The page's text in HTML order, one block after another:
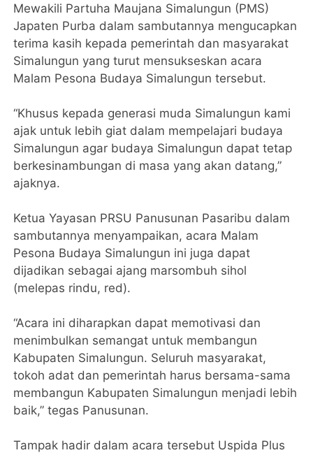
Mewakili Partuha Maujana Simalungun (PMS)
Japaten Purba dalam sambutannya mengucapkan
terima kasih kepada pemerintah dan masyarakat
Simalungun yang turut mensukseskan acara
Malam Pesona Budaya Simalungun tersebut.
“Khusus kepada generasi muda Simalungun kami
ajak untuk lebih giat dalam mempelajari budaya
Simalungun agar budaya Simalungun dapat tetap
berkesinambungan di masa yang akan datang,”
ajaknya.
Ketua Yayasan PRSU Panusunan Pasaribu dalam
sambutannya menyampaikan, acara Malam
Pesona Budaya Simalungun ini juga dapat
dijadikan sebagai ajang marsombuh sihol
(melepas rindu, red).
“Acara ini diharapkan dapat memotivasi dan
menimbulkan semangat untuk membangun
Kabupaten Simalungun. Seluruh masyarakat,
tokoh adat dan pemerintah harus bersama-sama
membangun Kabupaten Simalungun menjadi lebih
baik,” tegas Panusunan.
Tampak hadir dalam acara tersebut Uspida Plus